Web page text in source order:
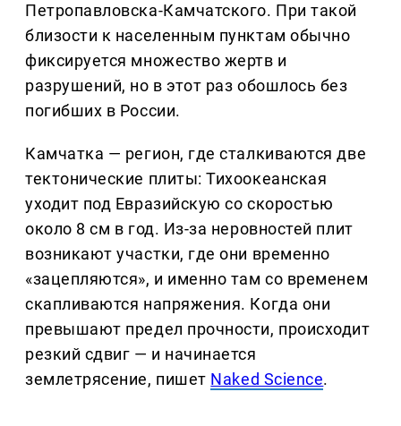
Петропавловска-Камчатского. При такой
близости к населенным пунктам обычно
фиксируется множество жертв и
разрушений, но в этот раз обошлось без
погибших в России.
Камчатка — регион, где сталкиваются две
тектонические плиты: Тихоокеанская
уходит под Евразийскую со скоростью
около 8 см в год. Из-за неровностей плит
возникают участки, где они временно
«зацепляются», и именно там со временем
скапливаются напряжения. Когда они
превышают предел прочности, происходит
резкий сдвиг — и начинается
землетрясение, пишет Naked Science.